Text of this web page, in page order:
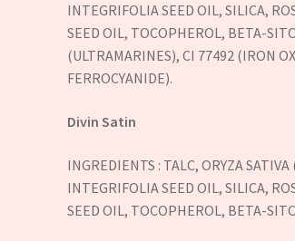
INTEGRIFOLIA SEED OIL, SILICA,
SEED OIL, TOCOPHEROL, BETA-
(ULTRAMARINES), CI 77492 (IRON
FERROCYANIDE).
Divin Satin
INGREDIENTS : TALC, ORYZA
INTEGRIFOLIA SEED OIL, SILICA,
SEED OIL, TOCOPHEROL, BETA-